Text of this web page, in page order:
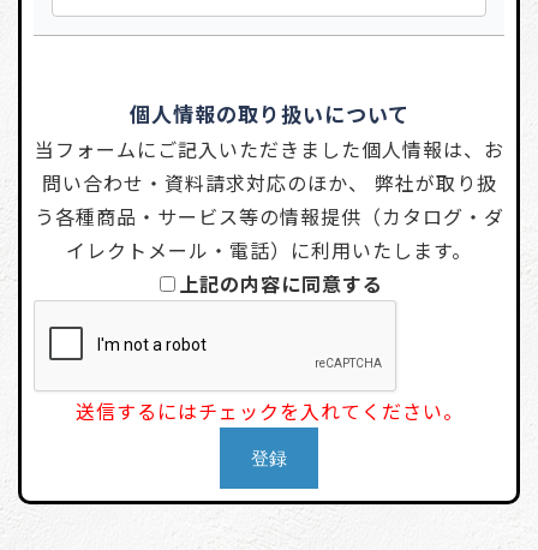
個人情報の取り扱いについて
当フォームにご記入いただきました個人情報は、お
問い合わせ・資料請求対応のほか、 弊社が取り扱
う各種商品・サービス等の情報提供（カタログ・ダ
イレクトメール・電話）に利用いたします。
上記の内容に同意する
送信するにはチェックを入れてください。